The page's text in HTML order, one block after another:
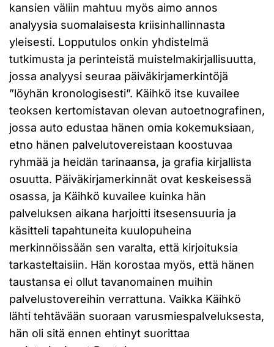
kansien väliin mahtuu myös aimo annos
analyysia suomalaisesta kriisinhallinnasta
yleisesti. Lopputulos onkin yhdistelmä
tutkimusta ja perinteistä muistelmakirjallisuutta,
jossa analyysi seuraa päiväkirjamerkintöjä
”löyhän kronologisesti”. Käihkö itse kuvailee
teoksen kertomistavan olevan autoetnografinen,
jossa auto edustaa hänen omia kokemuksiaan,
etno hänen palvelutovereistaan koostuvaa
ryhmää ja heidän tarinaansa, ja grafia kirjallista
osuutta. Päiväkirjamerkinnät ovat keskeisessä
osassa, ja Käihkö kuvailee kuinka hän
palveluksen aikana harjoitti itsesensuuria ja
käsitteli tapahtuneita kuulopuheina
merkinnöissään sen varalta, että kirjoituksia
tarkasteltaisiin. Hän korostaa myös, että hänen
taustansa ei ollut tavanomainen muihin
palvelustovereihin verrattuna. Vaikka Käihkö
lähti tehtävään suoraan varusmiespalveluksesta,
hän oli sitä ennen ehtinyt suorittaa